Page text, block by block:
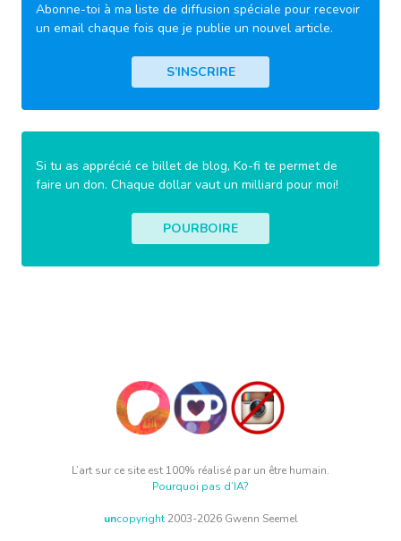
Abonne-toi à ma liste de diffusion spéciale pour recevoir
un email chaque fois que je publie un nouvel article.
S’INSCRIRE
Si tu as apprécié ce billet de blog, Ko-fi te permet de
faire un don. Chaque dollar vaut un milliard pour moi!
POURBOIRE
L’art sur ce site est 100% réalisé par un être humain.
Pourquoi pas d’IA?
uncopyright2003-2026 Gwenn Seemel